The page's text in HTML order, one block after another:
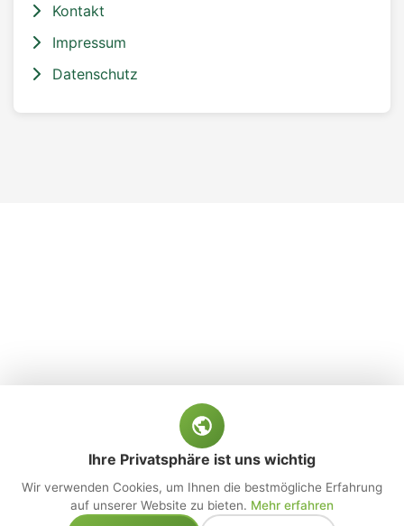
Kontakt
Impressum
Datenschutz
Ihre Privatsphäre ist uns wichtig
Wir verwenden Cookies, um Ihnen die bestmögliche Erfahrung
auf unserer Website zu bieten. Mehr erfahren